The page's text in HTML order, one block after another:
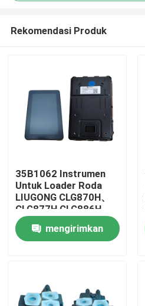
Rumah
Video
Rekomendasi Produk
35B1062 Instrumen
Untuk Loader Roda
LIUGONG CLG870H、
CLG877H CLG886H、
CLG888H
mengirimkan